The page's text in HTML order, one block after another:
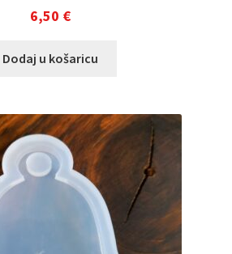
6,50 €
Dodaj u košaricu